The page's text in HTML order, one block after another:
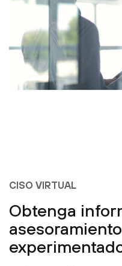
CISO VIRTUAL
Obtenga